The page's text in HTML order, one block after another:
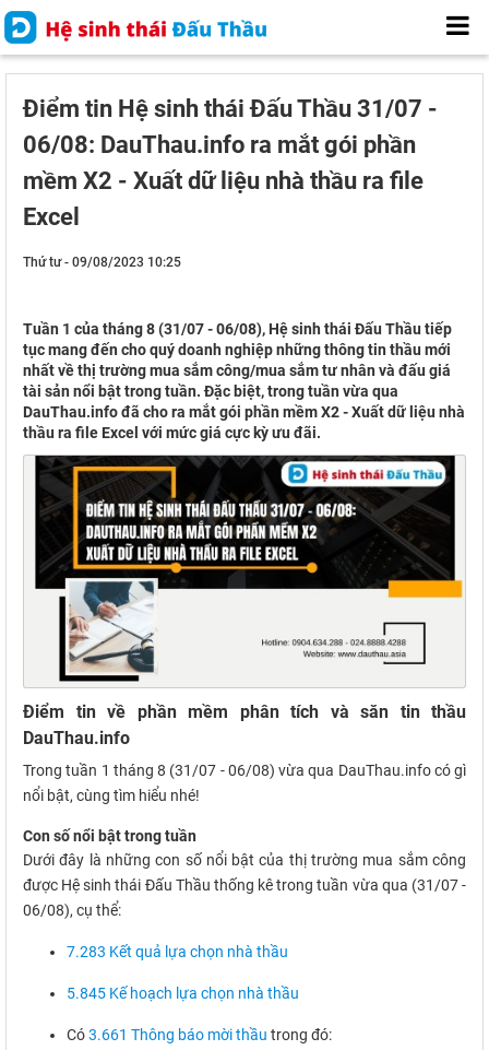
Điểm tin Hệ sinh thái Đấu Thầu 31/07 -
06/08: DauThau.info ra mắt gói phần
mềm X2 - Xuất dữ liệu nhà thầu ra file
Excel
Thứ tư - 09/08/2023 10:25
Tuần 1 của tháng 8 (31/07 - 06/08), Hệ sinh thái Đấu Thầu tiếp
tục mang đến cho quý doanh nghiệp những thông tin thầu mới
nhất về thị trường mua sắm công/mua sắm tư nhân và đấu giá
tài sản nổi bật trong tuần. Đặc biệt, trong tuần vừa qua
DauThau.info đã cho ra mắt gói phần mềm X2 - Xuất dữ liệu nhà
thầu ra file Excel với mức giá cực kỳ ưu đãi.
Điểm tin về phần mềm phân tích và săn tin thầu
DauThau.info
Trong tuần 1 tháng 8 (31/07 - 06/08) vừa qua DauThau.info có gì
nổi bật, cùng tìm hiểu nhé!
Con số nổi bật trong tuần
Dưới đây là những con số nổi bật của thị trường mua sắm công
được Hệ sinh thái Đấu Thầu thống kê trong tuần vừa qua (31/07 -
06/08), cụ thể:
7.283 Kết quả lựa chọn nhà thầu
5.845 Kế hoạch lựa chọn nhà thầu
Có3.661 Thông báo mời thầu trong đó: